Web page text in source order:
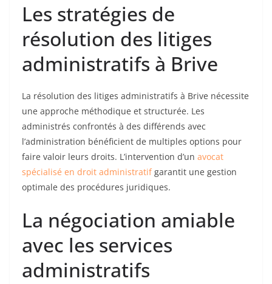
Les stratégies de
résolution des litiges
administratifs à Brive
La résolution des litiges administratifs à Brive nécessite
une approche méthodique et structurée. Les
administrés confrontés à des différends avec
l’administration bénéficient de multiples options pour
faire valoir leurs droits. L’intervention d’un avocat
spécialisé en droit administratifgarantit une gestion
optimale des procédures juridiques.
La négociation amiable
avec les services
administratifs